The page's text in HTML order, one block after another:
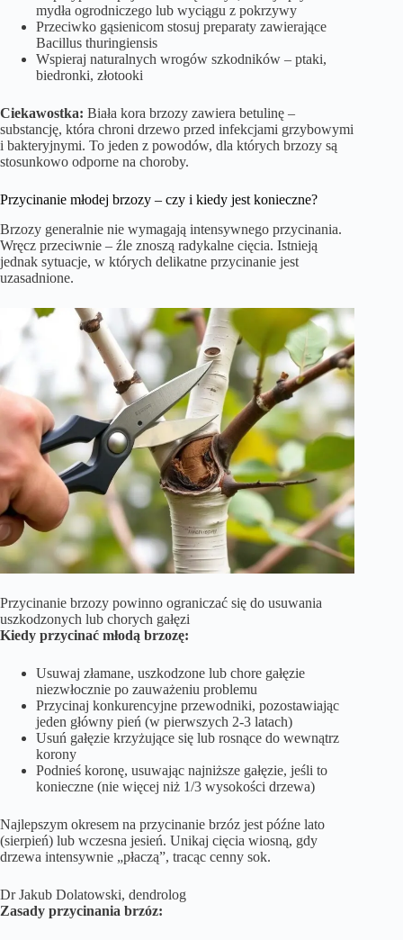
mydła ogrodniczego lub wyciągu z pokrzywy
Przeciwko gąsienicom stosuj preparaty zawierające
Bacillus thuringiensis
Wspieraj naturalnych wrogów szkodników – ptaki,
biedronki, złotooki
Ciekawostka: Biała kora brzozy zawiera betulinę –
substancję, która chroni drzewo przed infekcjami grzybowymi
i bakteryjnymi. To jeden z powodów, dla których brzozy są
stosunkowo odporne na choroby.
Przycinanie młodej brzozy – czy i kiedy jest konieczne?
Brzozy generalnie nie wymagają intensywnego przycinania.
Wręcz przeciwnie – źle znoszą radykalne cięcia. Istnieją
jednak sytuacje, w których delikatne przycinanie jest
uzasadnione.
Przycinanie brzozy powinno ograniczać się do usuwania
uszkodzonych lub chorych gałęzi
Kiedy przycinać młodą brzozę:
Usuwaj złamane, uszkodzone lub chore gałęzie
niezwłocznie po zauważeniu problemu
Przycinaj konkurencyjne przewodniki, pozostawiając
jeden główny pień (w pierwszych 2-3 latach)
Usuń gałęzie krzyżujące się lub rosnące do wewnątrz
korony
Podnieś koronę, usuwając najniższe gałęzie, jeśli to
konieczne (nie więcej niż 1/3 wysokości drzewa)
Najlepszym okresem na przycinanie brzóz jest późne lato
(sierpień) lub wczesna jesień. Unikaj cięcia wiosną, gdy
drzewa intensywnie „płaczą”, tracąc cenny sok.
Dr Jakub Dolatowski, dendrolog
Zasady przycinania brzóz: